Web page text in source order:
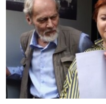
ВСЕ ЗА ДЕНЬ
СПЕЦПРОЕКТИ
ДЕПОРТАЦІЯ
ВІДЕОУРОКИ «ELIFBE»
СВІДЧЕННЯ ОКУПАЦІЇ
УКРАЇНСЬКА ПРОБЛЕМА КРИМУ
ЯК ОБІЙТИ БЛОКУВАННЯ
Русский
Qırımtatar